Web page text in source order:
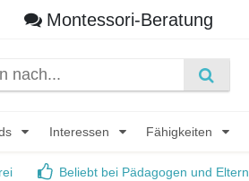
Montessori-Beratung
Interessen Fähigkeiten
Beliebt bei Pädagogen und Eltern